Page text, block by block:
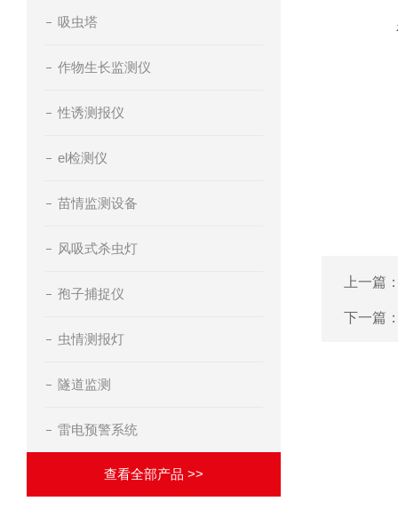
吸虫塔
作物生长监测仪
性诱测报仪
el检测仪
苗情监测设备
风吸式杀虫灯
孢子捕捉仪
虫情测报灯
隧道监测
雷电预警系统
查看全部产品 >>
上一篇
下一篇